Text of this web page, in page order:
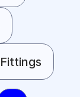
Fittings